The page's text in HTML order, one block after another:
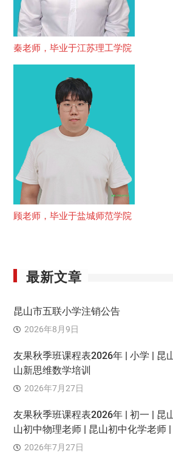
秦老师，毕业于江苏理工学院
顾老师，毕业于盐城师范学院
最新文章
昆山市五联小学注销公告
2026年8月9日
友果秋季班课程表2026年 | 小学 | 昆
山新思维数学培训
2026年7月27日
友果秋季班课程表2026年 | 初一 | 昆
山初中物理老师 | 昆山初中化学老师
2026年7月27日